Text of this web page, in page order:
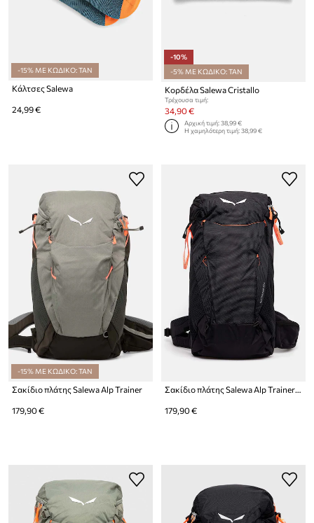
-15% ΜΕ ΚΩΔΙΚΟ: TAN
Κάλτσες Salewa
24,99 €
-10%
-5% ΜΕ ΚΩΔΙΚΟ: TAN
Κορδέλα Salewa Cristallo
Τρέχουσα τιμή:
34,90 €
Αρχική τιμή:38,99 €
Η χαμηλότερη τιμή:38,99 €
-15% ΜΕ ΚΩΔΙΚΟ: TAN
Σακίδιο πλάτης Salewa Alp Trainer
179,90 €
Σακίδιο πλάτης Salewa Alp Trainer 20
179,90 €